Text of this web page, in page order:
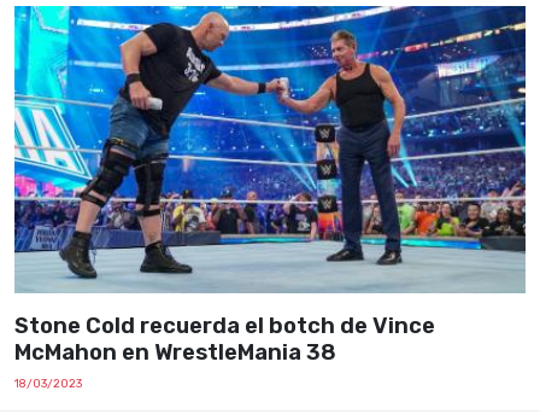
Stone Cold recuerda el botch de Vince
McMahon en WrestleMania 38
18/03/2023